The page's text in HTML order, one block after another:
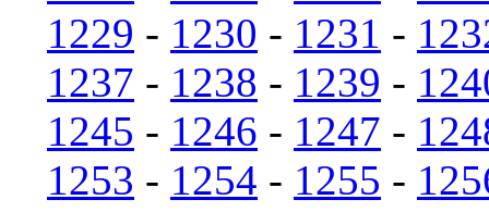
1229 - 1230 - 1231 -
1237 - 1238 - 1239 -
1245 - 1246 - 1247 -
1253 - 1254 - 1255 -